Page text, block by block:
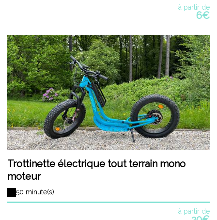
à partir de
6€
Trottinette électrique tout terrain mono
moteur
50 minute(s)
à partir de